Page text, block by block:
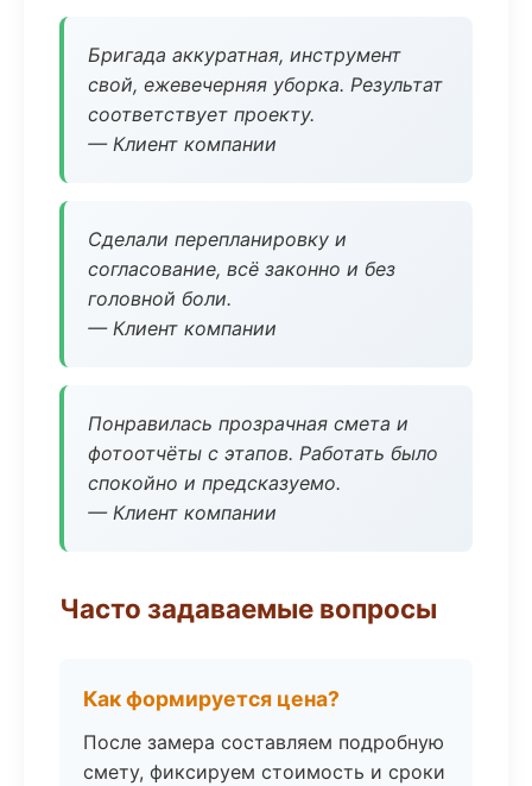
Бригада аккуратная, инструмент
свой, ежевечерняя уборка. Результат
соответствует проекту.
— Клиент компании
Сделали перепланировку и
согласование, всё законно и без
головной боли.
— Клиент компании
Понравилась прозрачная смета и
фотоотчёты с этапов. Работать было
спокойно и предсказуемо.
— Клиент компании
Часто задаваемые вопросы
Как формируется цена?
После замера составляем подробную
смету, фиксируем стоимость и сроки